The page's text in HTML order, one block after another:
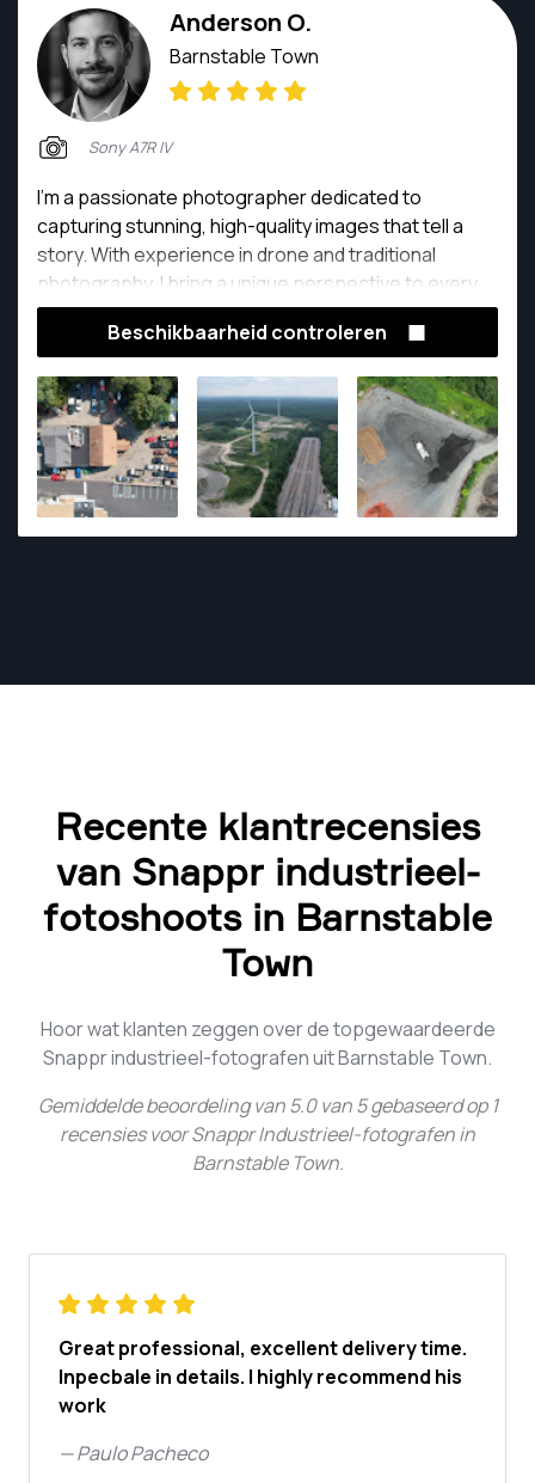
Anderson O.
Barnstable Town
Sony A7R IV
I'm a passionate photographer dedicated to
capturing stunning, high-quality images that tell a
story. With experience in drone and traditional
photography, I bring a unique perspective to every
shoot, whether it's for real estate and construction
photography & videography. My goal is to create
exceed client expectations. I take pride in my
attention to detail and ability to bring out the best in
every shot.
Beschikbaarheid controleren
Recente klantrecensies
van Snappr industrieel-
fotoshoots in Barnstable
Town
Hoor wat klanten zeggen over de topgewaardeerde
Snappr industrieel-fotografen uit Barnstable Town.
Gemiddelde beoordeling van 5.0 van5 gebaseerd op 1
recensies voorSnappr Industrieel-fotografen in
Barnstable Town.
Great professional, excellent delivery time.
Inpecbale in details. I highly recommend his
work
—Paulo Pacheco